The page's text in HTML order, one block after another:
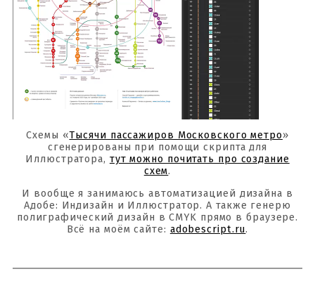
Схемы «Тысячи пассажиров Московского метро»
сгенерированы при помощи скрипта для
Иллюстратора, тут можно почитать про создание
схем.
И вообще я занимаюсь автоматизацией дизайна в
Адобе: Индизайн и Иллюстратор. А также генерю
полиграфический дизайн в CMYK прямо в браузере.
Всё на моём сайте: adobescript.ru.